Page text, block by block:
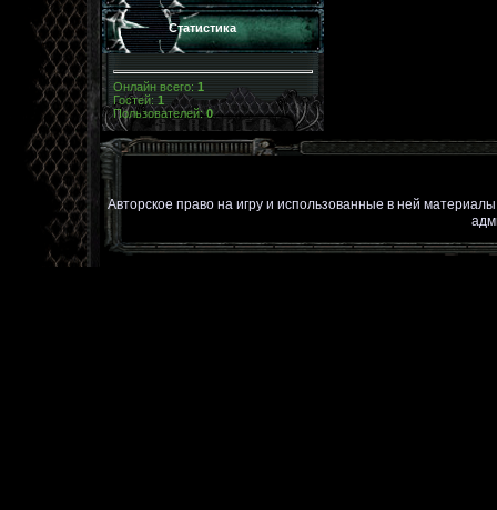
Статистика
Онлайн всего: 1
Гостей: 1
Пользователей:0
Авторское право на игру и использованные в ней